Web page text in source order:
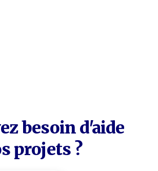
besoin d'aide
projets ?